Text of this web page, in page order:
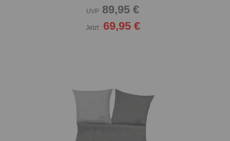
UVP 89,95 €
Jetzt : 69,95 €